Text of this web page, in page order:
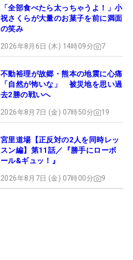
「全部食べたら太っちゃうよ！」小
祝さくらが大量のお菓子を前に満面
の笑み
2026年8月6日 (木) 14時09分 7
不動裕理が故郷・熊本の地震に心痛
「自然が怖いな」 被災地を思い過
去2勝の戦いへ
2026年8月7日 (金) 07時50分 19
宮里道場【正反対の2人を同時レッ
スン編】第11話／『勝手にローボ
ール&ギュッ！』
2026年8月7日 (金) 07時00分 9